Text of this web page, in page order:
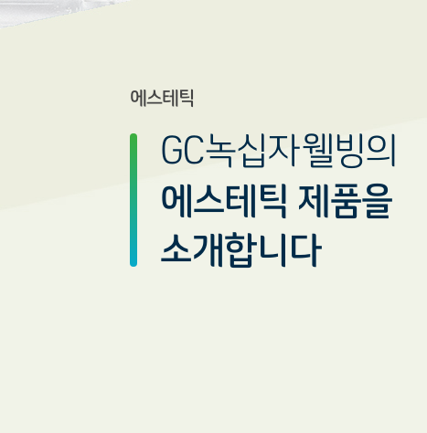
에스테틱
GC녹십자웰빙의
에스테틱 제품을
소개합니다